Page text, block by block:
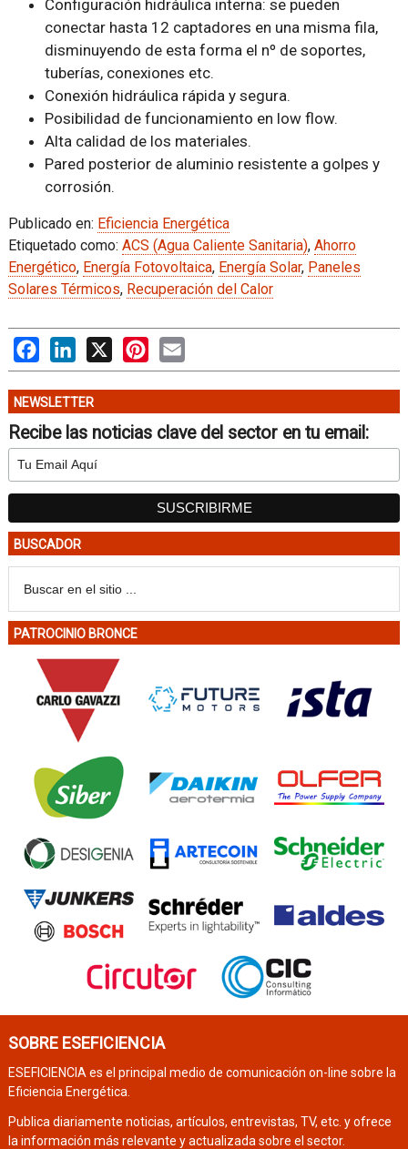
Configuración hidráulica interna: se pueden
conectar hasta 12 captadores en una misma fila,
disminuyendo de esta forma el nº de soportes,
tuberías, conexiones etc.
Conexión hidráulica rápida y segura.
Posibilidad de funcionamiento en low flow.
Alta calidad de los materiales.
Pared posterior de aluminio resistente a golpes y
corrosión.
Publicado en: Eficiencia Energética
Etiquetado como: ACS (Agua Caliente Sanitaria), Ahorro
Energético, Energía Fotovoltaica, Energía Solar, Paneles
Solares Térmicos, Recuperación del Calor
FacebookLinkedIn
X PinterestEmail
NEWSLETTER
Recibe las noticias clave del sector en tu email:
BUSCADOR
PATROCINIO BRONCE
SOBRE ESEFICIENCIA
ESEFICIENCIA es el principal medio de comunicación on-line sobre la
Eficiencia Energética.
Publica diariamente noticias, artículos, entrevistas, TV, etc. y ofrece
la información más relevante y actualizada sobre el sector.